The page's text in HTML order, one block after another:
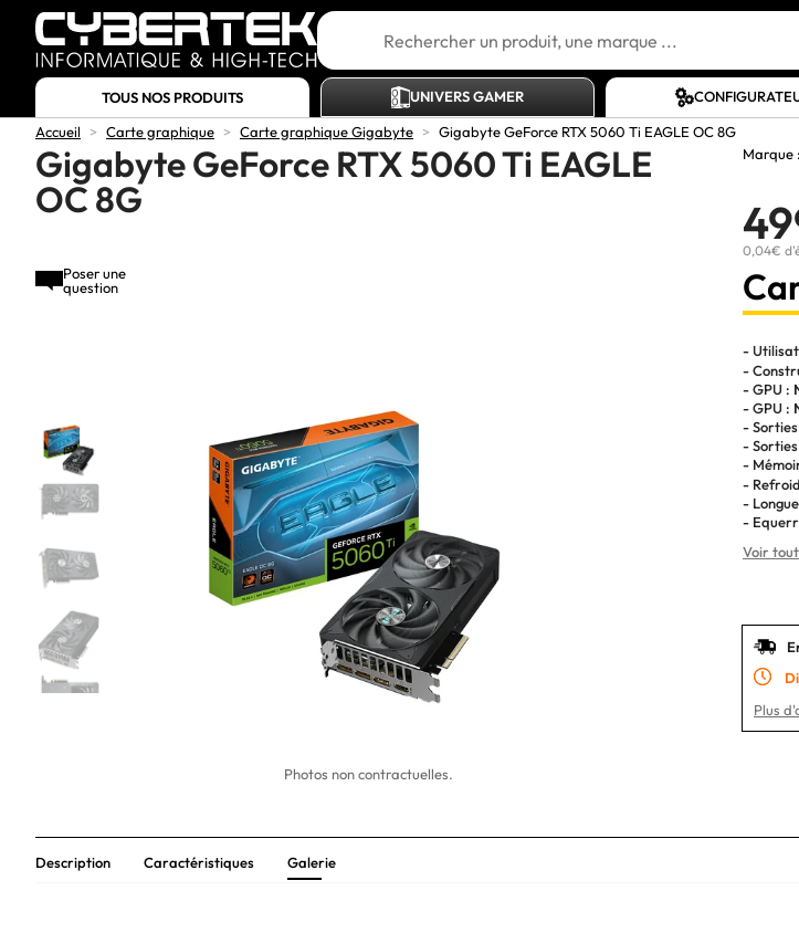
TOUS NOS PRODUITS UNIVERS GAMER
Accueil
> Carte graphique > Carte graphique Gigabyte > Gigabyte GeForce RTX 5060 Ti EAGLE OC 8G
Gigabyte GeForce RTX 5060 Ti EAGLE
OC 8G
Poser une
question
Photos non contractuelles.
Marque :
0,04€
-
-
- GPU :
- GPU :
-
-
-
-
-
-
Voir
Plus
Description Caractéristiques Galerie